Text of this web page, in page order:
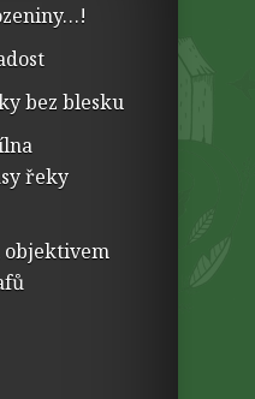
bez blesku
řeky
objektivem